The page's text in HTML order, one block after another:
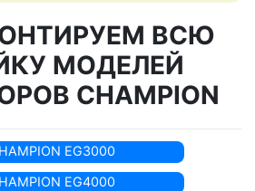
ВСЮ
МОДЕЛЕЙ
CHAMPION
EG3000
EG4000